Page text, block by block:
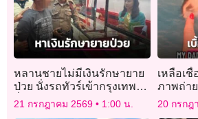
หลานชายไม่มีเงินรักษายาย
ป่วย นั่งรถทัวร์เข้ากรุงเทพฯ
วิ่งราวทอง 10 บาท
21 กรกฎาคม 2569 1:00 น.
เหลือเชื่
ภาพถ่า
แขวนโ
Airbnb
20 กรกฎ